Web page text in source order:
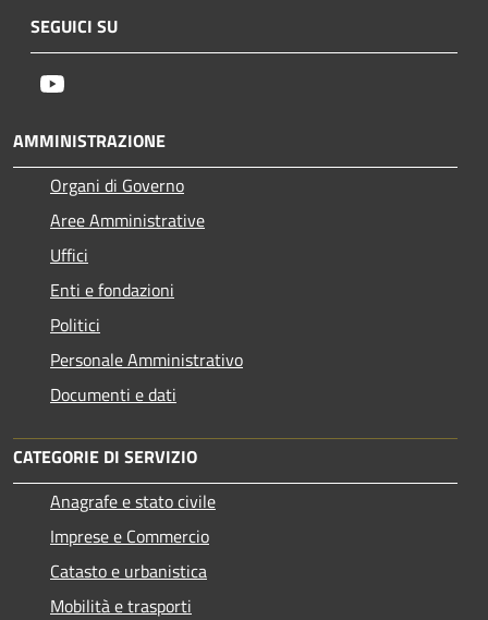
SEGUICI SU
AMMINISTRAZIONE
Organi di Governo
Aree Amministrative
Uffici
Enti e fondazioni
Politici
Personale Amministrativo
Documenti e dati
CATEGORIE DI SERVIZIO
Anagrafe e stato civile
Imprese e Commercio
Catasto e urbanistica
Mobilità e trasporti